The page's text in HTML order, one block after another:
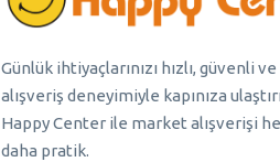
Günlük ihtiyaçlarınızı hızlı, güvenli
alışveriş deneyimiyle kapınıza
Happy Center ile market alışverişi
daha pratik.